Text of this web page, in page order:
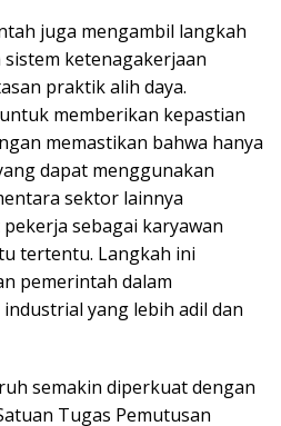
juga mengambil langkah
ketenagakerjaan
praktik alih daya.
memberikan kepastian
memastikan bahwa hanya
dapat menggunakan
sektor lainnya
sebagai karyawan
tertentu. Langkah ini
pemerintah dalam
yang lebih adil dan
semakin diperkuat dengan
Tugas Pemutusan